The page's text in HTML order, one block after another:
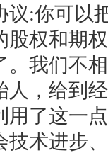
:你可以
股权和期
。我们不
人，给到
用了这一
技术进步